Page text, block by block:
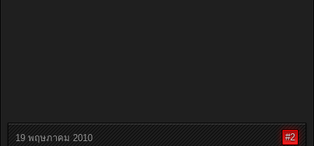
19 พฤษภาคม 2010 #2